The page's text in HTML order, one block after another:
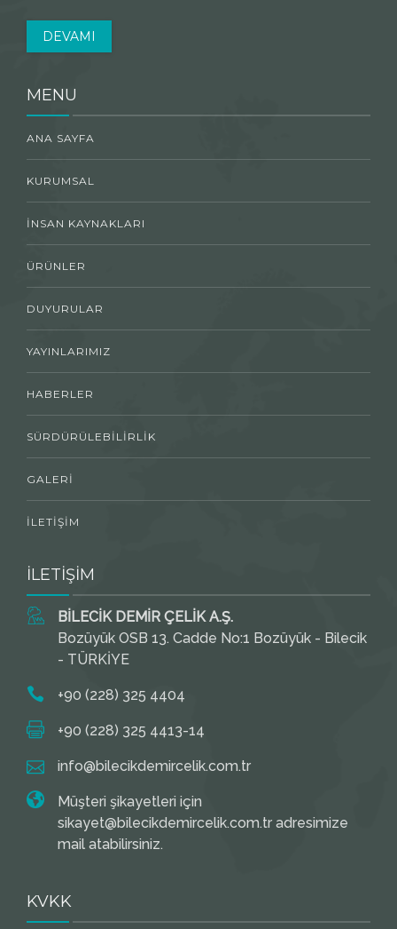
DEVAMI
MENU
ANA SAYFA
KURUMSAL
İNSAN KAYNAKLARI
ÜRÜNLER
DUYURULAR
YAYINLARIMIZ
HABERLER
SÜRDÜRÜLEBILIRLIK
GALERI
İLETIŞIM
İLETİŞİM
BİLECİK DEMİR ÇELİK A.Ş.
Bozüyük OSB 13. Cadde No:1 Bozüyük - Bilecik
- TÜRKİYE
+90 (228) 325 4404
+90 (228) 325 4413-14
info@bilecikdemircelik.com.tr
Müşteri şikayetleri için
sikayet@bilecikdemircelik.com.tr adresimize
mail atabilirsiniz.
KVKK